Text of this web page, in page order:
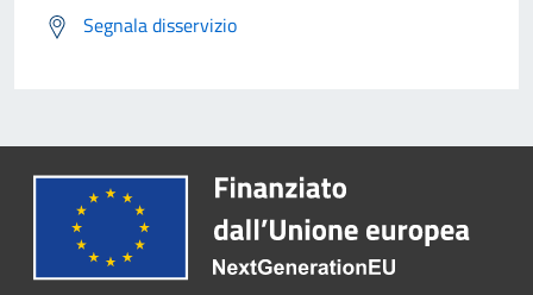
Segnala disservizio